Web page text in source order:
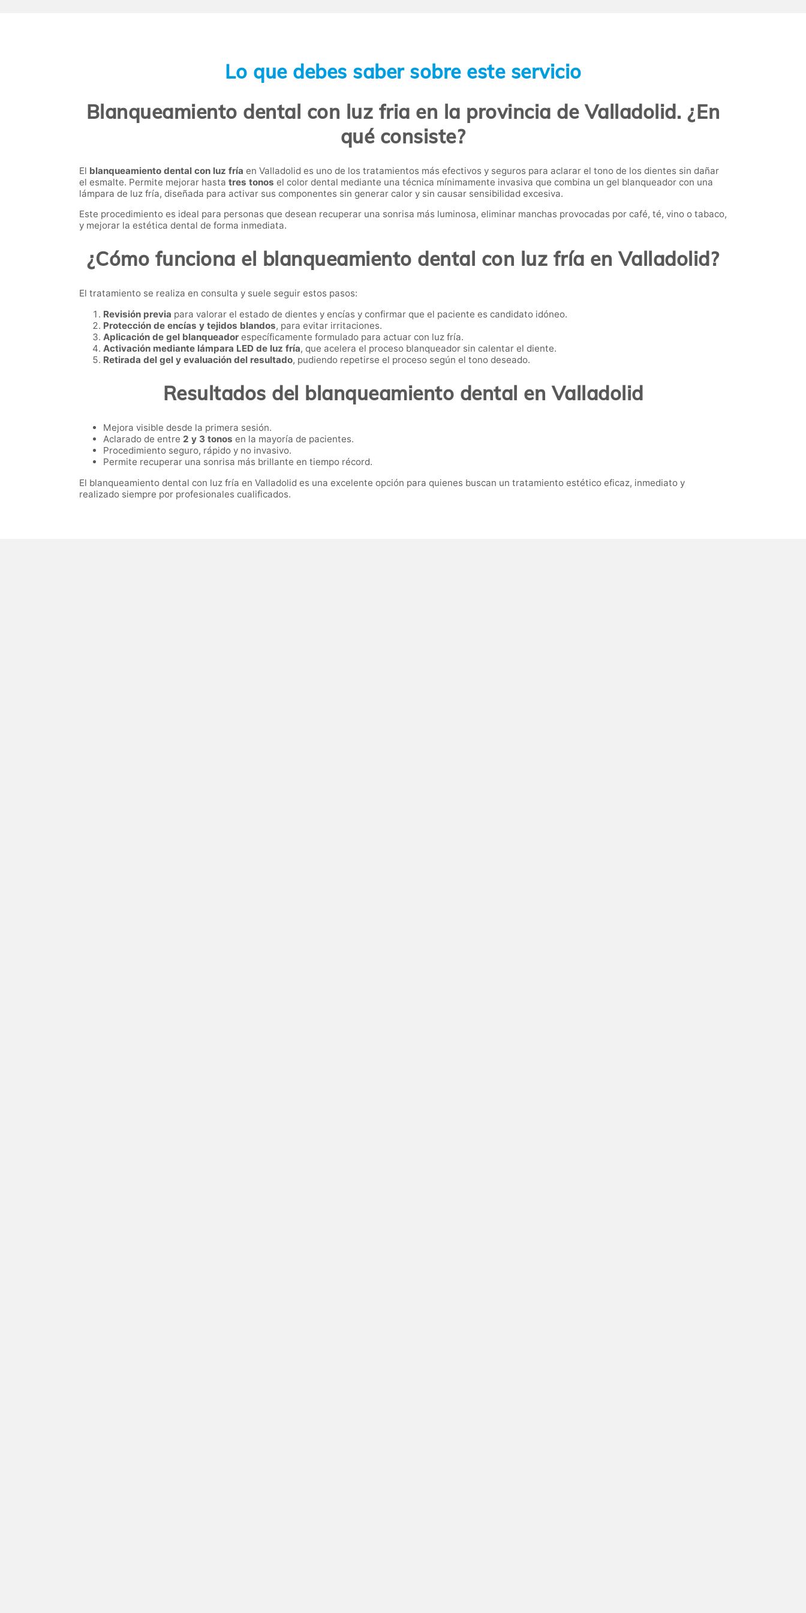
Lo que debes saber sobre este servicio
Blanqueamiento dental con luz fria en la provincia de Valladolid. ¿En
qué consiste?
El blanqueamiento dental con luz fría en Valladolid es uno de los tratamientos más efectivos y seguros para aclarar el tono de los dientes sin dañar
el esmalte. Permite mejorar hasta tres tonos el color dental mediante una técnica mínimamente invasiva que combina un gel blanqueador con una
lámpara de luz fría, diseñada para activar sus componentes sin generar calor y sin causar sensibilidad excesiva.
Este procedimiento es ideal para personas que desean recuperar una sonrisa más luminosa, eliminar manchas provocadas por café, té, vino o tabaco,
y mejorar la estética dental de forma inmediata.
¿Cómo funciona el blanqueamiento dental con luz fría en Valladolid?
El tratamiento se realiza en consulta y suele seguir estos pasos:
Revisión previa para valorar el estado de dientes y encías y confirmar que el paciente es candidato idóneo.
Protección de encías y tejidos blandos, para evitar irritaciones.
Aplicación de gel blanqueador específicamente formulado para actuar con luz fría.
Activación mediante lámpara LED de luz fría, que acelera el proceso blanqueador sin calentar el diente.
Retirada del gel y evaluación del resultado, pudiendo repetirse el proceso según el tono deseado.
Resultados del blanqueamiento dental en Valladolid
Mejora visible desde la primera sesión.
Aclarado de entre 2 y 3 tonos en la mayoría de pacientes.
Procedimiento seguro, rápido y no invasivo.
Permite recuperar una sonrisa más brillante en tiempo récord.
El blanqueamiento dental con luz fría en Valladolid es una excelente opción para quienes buscan un tratamiento estético eficaz, inmediato y
realizado siempre por profesionales cualificados.